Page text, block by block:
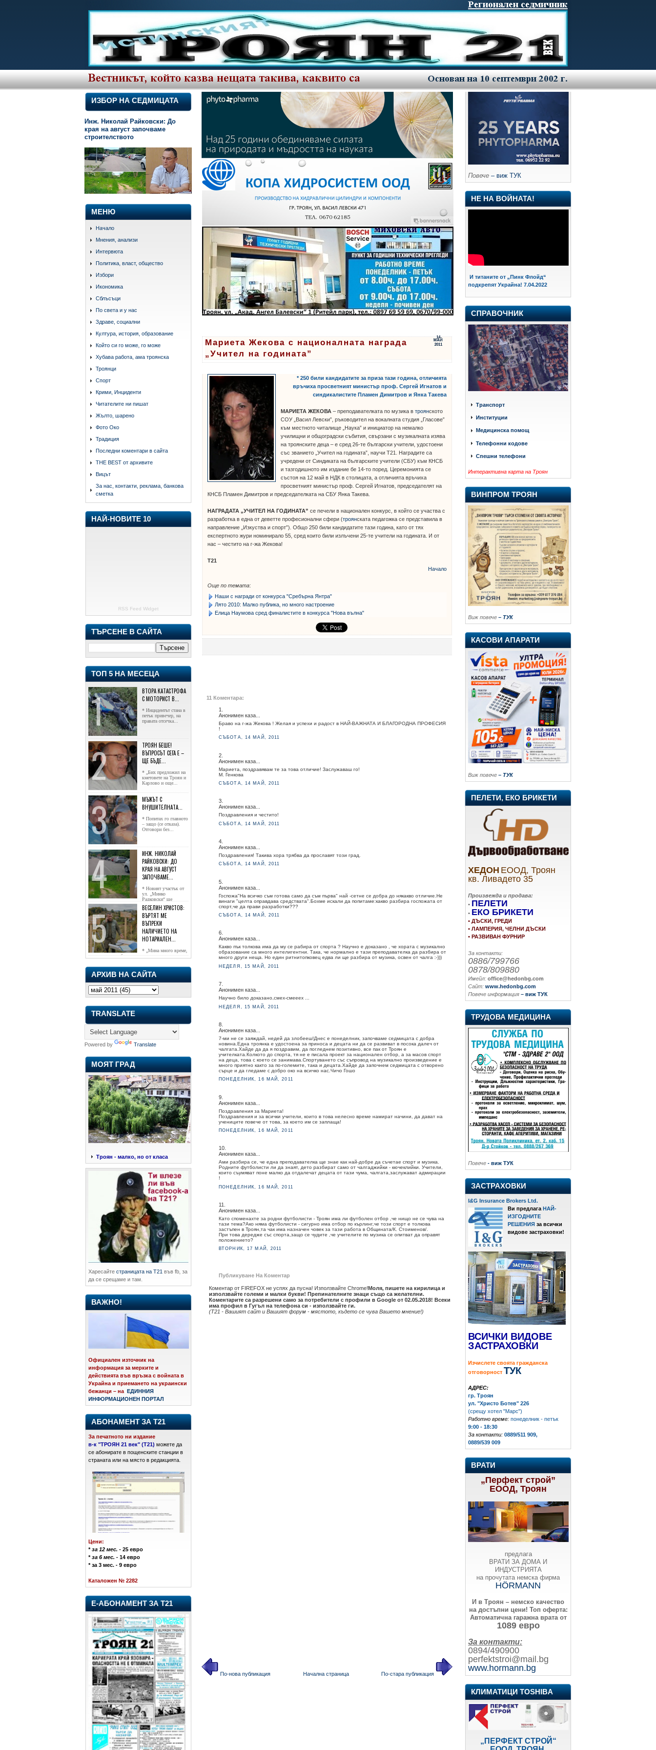
ИЗБОР НА СЕДМИЦАТА
Инж. Николай Райковски: До
края на август започваме
строителството
МЕНЮ
Начало
Мнения, анализи
Интервюта
Политика, власт, общество
Избори
Икономика
Сблъсъци
По света и у нас
Здраве, социални
Култура, история, образование
Който си го може, го може
Хубава работа, ама троянска
Троянци
Спорт
Крими, Инциденти
Читателите ни пишат
Жълто, шарено
Фото Око
Традиция
Последни коментари в сайта
THE BEST от архивите
Вицът
За нас, контакти, реклама, банкова
сметка
НАЙ-НОВИТЕ 10
RSS Feed Widget
ТЪРСЕНЕ В САЙТА
ТОП 5 НА МЕСЕЦА
ВТОРА КАТАСТРОФА
С МОТОРИСТ В...
* Инцидентът стана в
петък привечер, на
правата отсечка...
ТРОЯН БЕШЕ!
ВЪПРОСЪТ СЕГА Е –
ЩЕ БЪДЕ...
* „Бих предложил на
кметовете на Троян и
Карлово и още...
МЪЖЪТ С
ВНУШИТЕЛНАТА...
* Попитах го главното
– защо (се отказа).
Отговори без...
ИНЖ. НИКОЛАЙ
РАЙКОВСКИ: ДО
КРАЯ НА АВГУСТ
ЗАПОЧВАМЕ...
* Новият участък от
ул. „Минко
Радковски“ ще
достигне жк...
ВЕСЕЛИН ХРИСТОВ:
ВЪРТЯТ МЕ
ВЪПРЕКИ
НАЛИЧИЕТО НА
НОТАРИАЛЕН...
* „Мина много време,
чаках го да се обади, но нищо не...
АРХИВ НА САЙТА
TRANSLATE
Powered by Translate
МОЯТ ГРАД
Троян - малко, но от класа
Харесайте страницата на Т21 във fb, за
да се срещаме и там.
ВАЖНО!
Официален източник на
информация за мерките и
действията във връзка с войната в
Украйна и приемането на украински
бежанци – на
ЕДИННИЯ
ИНФОРМАЦИОНЕН ПОРТАЛ
АБОНАМЕНТ ЗА Т21
За печатното ни издание
в-к "ТРОЯН 21 век" (Т21) можете да
се абонирате в пощенските станции в
страната или на място в редакцията.
Цени:
*за 12 мес. - 25 евро
*за 6 мес. - 14 евро
* за 3 мес. - 9 евро
Каталожен № 2282
Е-АБОНАМЕНТ ЗА Т21
14
МАЙ
2011
Мариета Жекова с националната награда
„Учител на годината”
* 250 били кандидатите за приза тази година, отличията
връчиха просветният министър проф. Сергей Игнатов и
синдикалистите Пламен Димитров и Янка Такева
МАРИЕТА ЖЕКОВА – преподавателката по музика втроянското
СОУ „Васил Левски”, ръководител на вокалната студия „Гласове”
към местното читалище „Наука” и инициатор на немалко
училищни и общоградски събития, свързани с музикалната изява
на троянските деца – е сред 26-те български учители, удостоени
със званието „Учител на годината”, научи Т21. Наградите са
учредени от Синдиката на българските учители (СБУ) към КНСБ
и тазгодишното им издание бе 14-то поред. Церемонията се
състоя на 12 май в НДК в столицата, а отличията връчиха
просветният министър проф. Сергей Игнатов, председателят на
КНСБ Пламен Димитров и председателката на СБУ Янка Такева.
НАГРАДАТА „УЧИТЕЛ НА ГОДИНАТА” се печели в национален конкурс, в който се участва с
разработка в една от деветте професионални сфери (троянската педагожка се представила в
направление „Изкуства и спорт”). Общо 250 били кандидатите тази година, като от тях
експертното жури номинирало 55, сред които били излъчени 25-те учители на годината. И от
нас – честито на г-жа Жекова!
Т21
Начало
Още по темата:
Наши с награди от конкурса "Сребърна Янтра"
Лято 2010: Малко публика, но много настроение
Елица Наумова сред финалистите в конкурса "Нова вълна"
11 Коментара:
1.
Анонимен каза...
Браво на г-жа Жекова ! Желая и успехи и радост в НАЙ-ВАЖНАТА И БЛАГОРОДНА ПРОФЕСИЯ
!
СЪБОТА, 14 МАЙ, 2011
2.
Анонимен каза...
Мариета, поздравявам те за това отличие! Заслужаваш го!
М. Генкова
СЪБОТА, 14 МАЙ, 2011
3.
Анонимен каза...
Поздравления и честито!
СЪБОТА, 14 МАЙ, 2011
4.
Анонимен каза...
Поздравления! Такива хора трябва да прославят този град.
СЪБОТА, 14 МАЙ, 2011
5.
Анонимен каза...
Госпожа"На всичко съм готова само да съм първа" най -сетне се добра до някакво отличие.Не
винаги "целта оправдава средствата".Бохме искали да попитаме:какво разбира госпожата от
спорт,че да прави разработки???
СЪБОТА, 14 МАЙ, 2011
6.
Анонимен каза...
Какво пък толкова има да му се рабира от спорта ? Научно е доказано , че хората с музикално
образование са много интелигентни. Така, че нормално е тази преподавателка да разбира от
много други неща. Но един ритнитопковец едва ли ще разбира от музика, освен от чалга :-)))
НЕДЕЛЯ, 15 МАЙ, 2011
7.
Анонимен каза...
Научно било доказано,смех-смееех ...
НЕДЕЛЯ, 15 МАЙ, 2011
8.
Анонимен каза...
7-ми не се заяждай, недей да злобееш!Днес е понеделник, започваме седмицата с добра
новина.Една троянка е удостоена за приноса и децата ни да се развиват в посока далеч от
чалгата.Хайде да да я поздравим, да погледнем позитивно, все пак от Троян е
учителката.Колкото до спорта, тя не е писала проект за национален отбор, а за масов спорт
на деца, това с което се занимава.Спортуването със съпровод на музикално произведение е
много приятно както за по-големите, така и децата.Хайде да започнем седмицата с отворено
сърце и да гледаме с добро око на всичко нас.Чичо Гошо
ПОНЕДЕЛНИК, 16 МАЙ, 2011
9.
Анонимен каза...
Поздравления за Мариета!
Поздравления и за всички учители, които в това нелесно време намират начини, да дават на
учениците повече от това, за което им се заплаща!
ПОНЕДЕЛНИК, 16 МАЙ, 2011
10.
Анонимен каза...
Ами разбира се, че една преподавателка ще знае как най-добре да съчетае спорт и музика.
Родните футболисти ли да знаят, дето разбират само от чалгаджийки - кючеклийки. Учители,
които съумяват поне малко да отдалечат децата от тази чума, чалгата,заслужават адмирации
!
ПОНЕДЕЛНИК, 16 МАЙ, 2011
11.
Анонимен каза...
Като споменахте за родни футболисти - Троян има ли футболен отбор ,че нищо не се чува на
тази тема?Ако няма футболисти - сигурно има отбор по кърлинг,че този спорт е толкова
застъпен в Троян,та чак има назначен човек за тази работа в Общината/К. Стоименов/.
При това дередже със спорта,защо се чудите ,че учителите по музика се опитват да оправят
положението?
ВТОРНИК, 17 МАЙ, 2011
Публикуване На Коментар
Коментар от FIREFOX не успях да пусна! Използвайте Chrome!Моля, пишете на кирилица и
използвайте големи и малки букви! Препинателните знаци също са желателни.
Коментарите са разрешени само за потребители с профили в Google от 02.05.2018! Всеки
има профил в Гугъл на телефона си - използвайте ги.
(Т21 - Вашият сайт и Вашият форум - мястото, където се чува Вашето мнение!)
По-нова публикация По-стара публикация
Начална страница
Повече – виж ТУК
НЕ НА ВОЙНАТА!
И титаните от „Пинк Флойд“
подкрепят Украйна! 7.04.2022
СПРАВОЧНИК
Транспорт
Институции
Медицинска помощ
Телефонни кодове
Спешни телефони
Интерактивна карта на Троян
ВИНПРОМ ТРОЯН
Виж повече – ТУК
КАСОВИ АПАРАТИ
Виж повече – ТУК
ПЕЛЕТИ, ЕКО БРИКЕТИ
ХЕДОН ЕООД, Троян
кв. Ливадето 35
Произвежда и продава:
• ПЕЛЕТИ
• ЕКО БРИКЕТИ
• ДЪСКИ, ГРЕДИ
• ЛАМПЕРИЯ, ЧЕЛНИ ДЪСКИ
• РАЗВИВАН ФУРНИР
За контакти:
0886/799766
0878/809880
Имейл: office@hedonbg.com
Сайт: www.hedonbg.com
Повече информация – виж ТУК
ТРУДОВА МЕДИЦИНА
Повече - виж ТУК
ЗАСТРАХОВКИ
I&G Insurance Brokers Ltd.
Ви предлага НАЙ-
ИЗГОДНИТЕ
РЕШЕНИЯ за всички
видове застраховки!
ВСИЧКИ ВИДОВЕ
ЗАСТРАХОВКИ
Изчислете своята гражданска
отговорност ТУК
АДРЕС:
гр. Троян
ул. "Христо Ботев" 226
(срещу хотел "Марс")
Работно време: понеделник - петък
9:00 - 18:30
За контакти: 0889/511 909,
0889/539 009
ВРАТИ
„Перфект строй”
ЕООД, Троян
предлага
ВРАТИ ЗА ДОМА И
ИНДУСТРИЯТА
на прочутата немска фирма
HÖRMANN
И в Троян – немско качество
на достъпни цени! Топ оферта:
Автоматична гаражна врата от
1089 евро
За контакти:
0894/490900
perfektstroi@mail.bg
www.hormann.bg
КЛИМАТИЦИ TOSHIBA
„ПЕРФЕКТ СТРОЙ“